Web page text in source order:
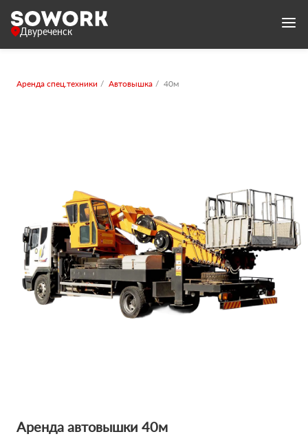
Двуреченск
Аренда спец.техники Автовышка 40м
Аренда автовышки 40м